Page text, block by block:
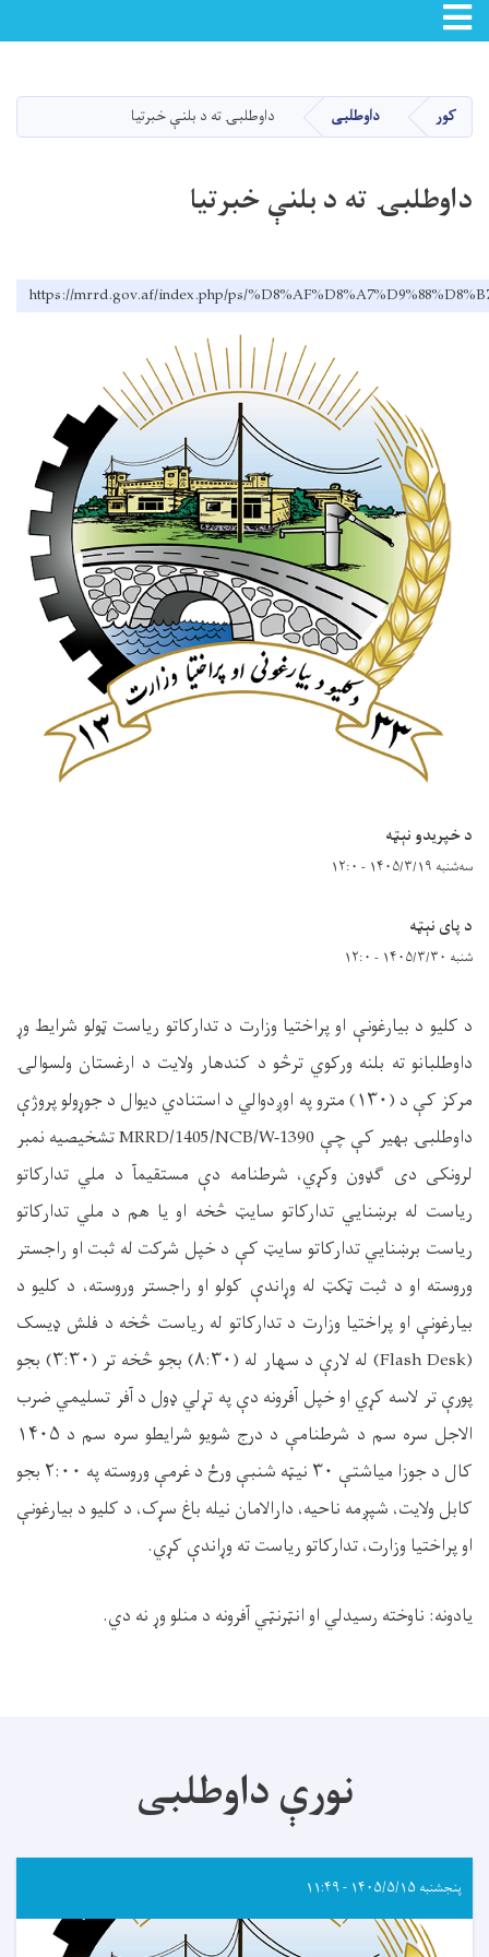
دانګل
Toggle navigation
کور داوطلبی داوطلبۍ ته د بلنې خبرتیا
داوطلبۍ ته د بلنې خبرتیا
https://mrrd.gov.af/index.php/ps/
د خپریدو نېټه
سه‌شنبه ۱۴۰۵/۳/۱۹ - ۱۲:۰
د پای نېټه
شنبه ۱۴۰۵/۳/۳۰ - ۱۲:۰
د کلیو د بیارغونې او پراختیا وزارت د تدارکاتو ریاست ټولو شرایط وړ
داوطلبانو ته بلنه ورکوي ترڅو د کندهار ولایت د ارغستان ولسوالۍ
مرکز کې د (۱۳۰) مترو په اوږدوالي د استنادي دیوال د جوړولو پروژې
داوطلبۍ بهیر کې چې MRRD/1405/NCB/W-1390تشخیصیه نمبر
لرونکی دی ګډون وکړي، شرطنامه دې مستقیمآ د ملي تدارکاتو
ریاست له برښنايي تدارکاتو سایټ څخه او یا هم د ملي تدارکاتو
ریاست برښنايي تدارکاتو سایټ کې د خپل شرکت له ثبت او راجستر
وروسته او د ثبت ټکټ له وړاندې کولو او راجستر وروسته، د کلیو د
بیارغونې او پراختیا وزارت د تدارکاتو له ریاست څخه د فلش ډیسک
(
Flash Desk) له لارې د سهار له (۸:۳۰) بجو څخه تر (۳:۳۰) بجو
پورې تر لاسه کړي او خپل آفرونه دې په تړلي ډول د آفر تسلیمي ضرب
الاجل سره سم د شرطنامې د درج شویو شرایطو سره سم د ۱۴۰۵
کال د جوزا میاشتې ۳۰ نیټه شنبې ورځ د غرمې وروسته په ۲:۰۰ بجو
کابل ولایت، شپږمه ناحیه، دارالامان نیله باغ سړک، د کلیو د بیارغونې
او پراختیا وزارت، تدارکاتو ریاست ته وړاندې کړي.
یادونه: ناوخته رسیدلي او انټرنټي آفرونه د منلو وړ نه دي.
نورې داوطلبی
پنجشنبه ۱۴۰۵/۵/۱۵ - ۱۱:۴۹